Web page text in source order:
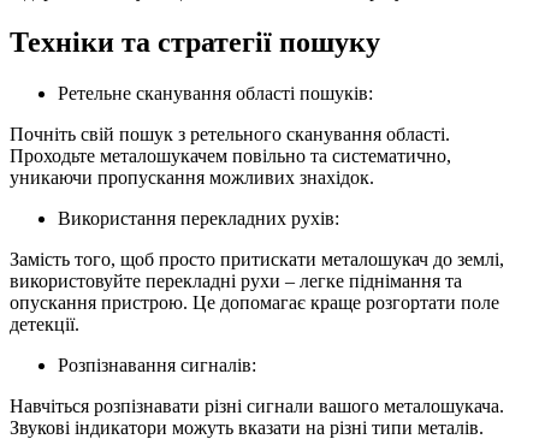
Техніки та стратегії пошуку
Ретельне сканування області пошуків:
Почніть свій пошук з ретельного сканування області.
Проходьте металошукачем повільно та систематично,
уникаючи пропускання можливих знахідок.
Використання перекладних рухів:
Замість того, щоб просто притискати металошукач до землі,
використовуйте перекладні рухи – легке піднімання та
опускання пристрою. Це допомагає краще розгортати поле
детекції.
Розпізнавання сигналів:
Навчіться розпізнавати різні сигнали вашого металошукача.
Звукові індикатори можуть вказати на різні типи металів.